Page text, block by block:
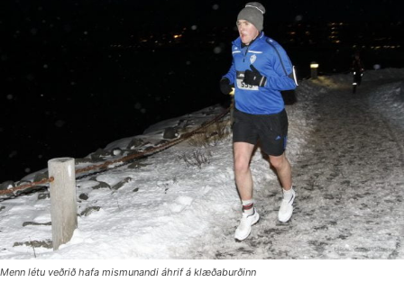
Menn létu veðrið hafa mismunandi áhrif á klæðaburðinn